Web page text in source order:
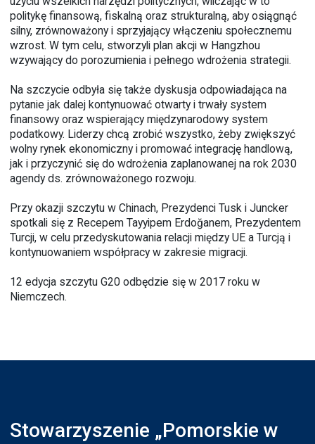
politykę finansową, fiskalną oraz strukturalną, aby osiągnąć
silny, zrównoważony i sprzyjający włączeniu społecznemu
wzrost. W tym celu, stworzyli plan akcji w Hangzhou
wzywający do porozumienia i pełnego wdrożenia strategii.
Na szczycie odbyła się także dyskusja odpowiadająca na
pytanie jak dalej kontynuować otwarty i trwały system
finansowy oraz wspierający międzynarodowy system
podatkowy. Liderzy chcą zrobić wszystko, żeby zwiększyć
wolny rynek ekonomiczny i promować integrację handlową,
jak i przyczynić się do wdrożenia zaplanowanej na rok 2030
agendy ds. zrównoważonego rozwoju.
Przy okazji szczytu w Chinach, Prezydenci Tusk i Juncker
spotkali się z Recepem Tayyipem Erdoğanem, Prezydentem
Turcji, w celu przedyskutowania relacji między UE a Turcją i
kontynuowaniem współpracy w zakresie migracji.
12 edycja szczytu G20 odbędzie się w 2017 roku w
Niemczech.
Stowarzyszenie „Pomorskie w